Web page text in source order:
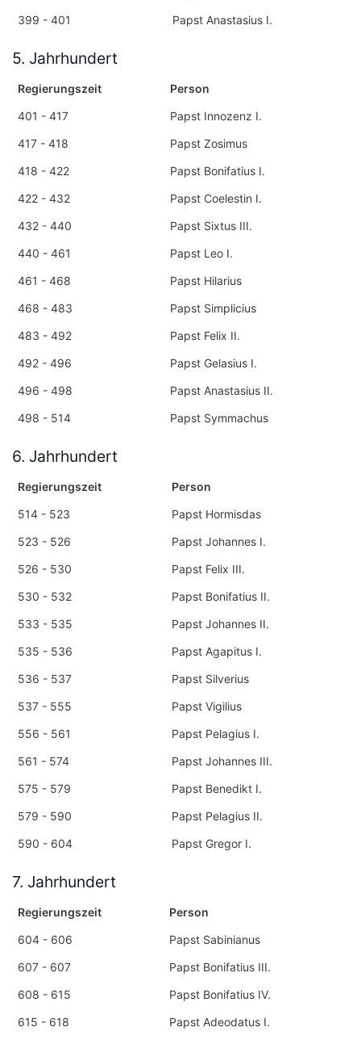
399 - 401
Papst Anastasius I.
5. Jahrhundert
Regierungszeit
Person
401 - 417
Papst Innozenz I.
417 - 418
Papst Zosimus
418 - 422
Papst Bonifatius I.
422 - 432
Papst Coelestin I.
432 - 440
Papst Sixtus III.
440 - 461
Papst Leo I.
461 - 468
Papst Hilarius
468 - 483
Papst Simplicius
483 - 492
Papst Felix II.
492 - 496
Papst Gelasius I.
496 - 498
Papst Anastasius II.
498 - 514
Papst Symmachus
6. Jahrhundert
Regierungszeit
Person
514 - 523
Papst Hormisdas
523 - 526
Papst Johannes I.
526 - 530
Papst Felix III.
530 - 532
Papst Bonifatius II.
533 - 535
Papst Johannes II.
535 - 536
Papst Agapitus I.
536 - 537
Papst Silverius
537 - 555
Papst Vigilius
556 - 561
Papst Pelagius I.
561 - 574
Papst Johannes III.
575 - 579
Papst Benedikt I.
579 - 590
Papst Pelagius II.
590 - 604
Papst Gregor I.
7. Jahrhundert
Regierungszeit
Person
604 - 606
Papst Sabinianus
607 - 607
Papst Bonifatius III.
608 - 615
Papst Bonifatius IV.
615 - 618
Papst Adeodatus I.